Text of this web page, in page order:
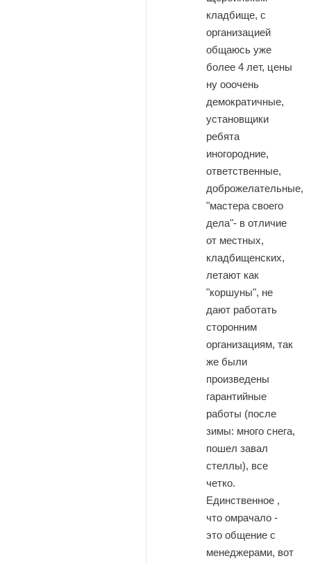
кладбище, с
организацией
общаюсь уже
более 4 лет, цены
ну ооочень
демократичные,
установщики
ребята
иногородние,
ответственные,
доброжелательные,
"мастера своего
дела"- в отличие
от местных,
кладбищенских,
летают как
"коршуны", не
дают работать
сторонним
организациям, так
же были
произведены
гарантийные
работы (после
зимы: много снега,
пошел завал
стеллы), все
четко.
Единственное ,
что омрачало -
это общение с
менеджерами, вот